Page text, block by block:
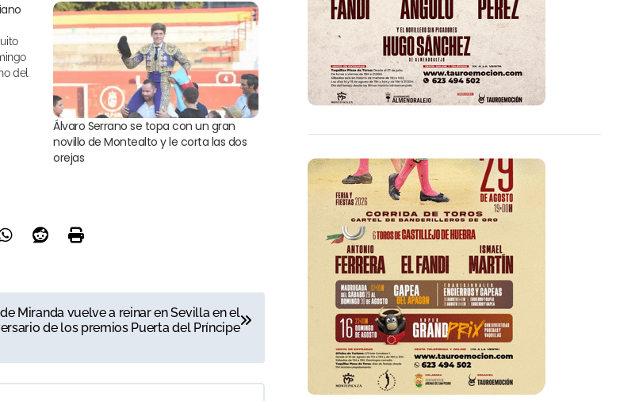
del
Álvaro Serrano se topa con un gran
novillo de Montealto y le corta las dos
orejas
Miranda vuelve a reinar en Sevilla en el
de los premios Puerta del Príncipe